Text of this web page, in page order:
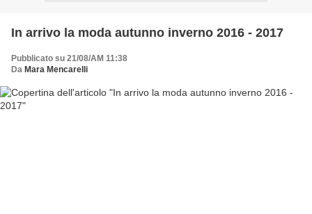
In arrivo la moda autunno inverno 2016 - 2017
Pubblicato su 21/08/AM 11:38
Da Mara Mencarelli